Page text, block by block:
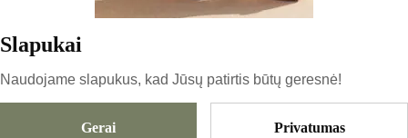
Slapukai
Naudojame slapukus, kad Jūsų patirtis būtų geresnė!
Gerai Privatumas
Dydis